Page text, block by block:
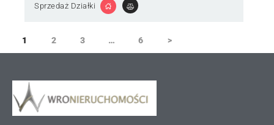
Sprzedaż Działki
1 2 3 … 6 >